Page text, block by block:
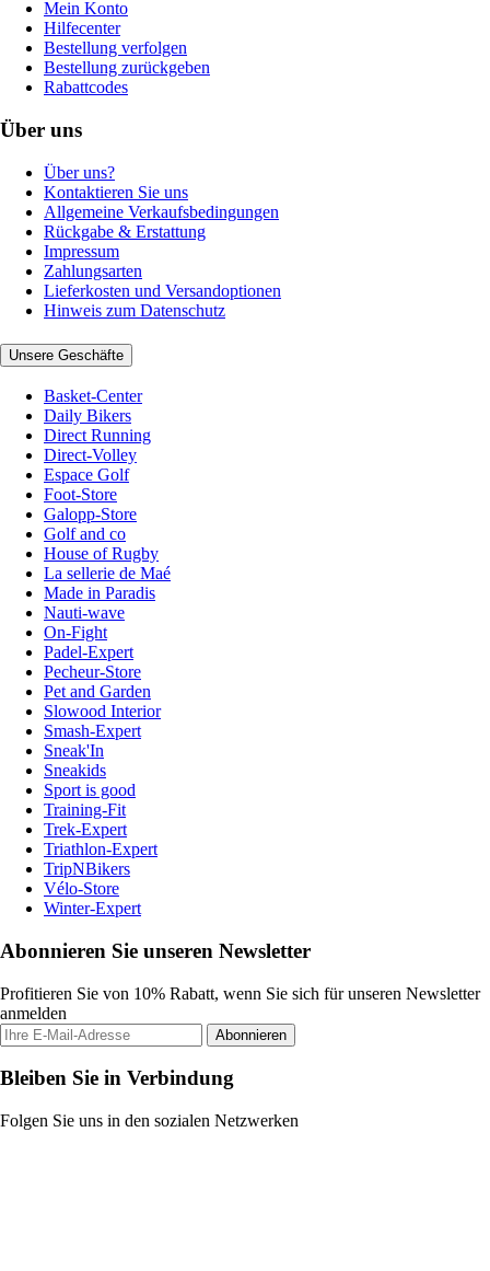
Mein Konto
Hilfecenter
Bestellung verfolgen
Bestellung zurückgeben
Rabattcodes
Über uns
Über uns?
Kontaktieren Sie uns
Allgemeine Verkaufsbedingungen
Rückgabe & Erstattung
Impressum
Zahlungsarten
Lieferkosten und Versandoptionen
Hinweis zum Datenschutz
Unsere Geschäfte
Basket-Center
Daily Bikers
Direct Running
Direct-Volley
Espace Golf
Foot-Store
Galopp-Store
Golf and co
House of Rugby
La sellerie de Maé
Made in Paradis
Nauti-wave
On-Fight
Padel-Expert
Pecheur-Store
Pet and Garden
Slowood Interior
Smash-Expert
Sneak'In
Sneakids
Sport is good
Training-Fit
Trek-Expert
Triathlon-Expert
TripNBikers
Vélo-Store
Winter-Expert
Abonnieren Sie unseren Newsletter
Profitieren Sie von 10% Rabatt, wenn Sie sich für unseren Newsletter
anmelden
Abonnieren
Bleiben Sie in Verbindung
Folgen Sie uns in den sozialen Netzwerken